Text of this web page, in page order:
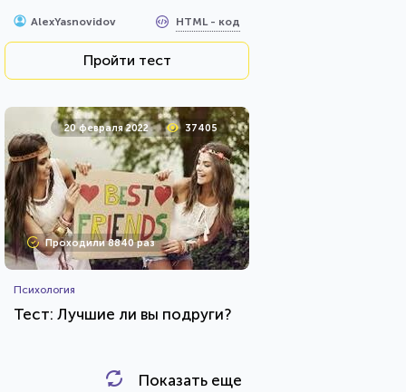
AlexYasnovidov HTML - код
Пройти тест
20 февраля 2022 37405
Проходили 8840 раз
Психология
Тест: Лучшие ли вы подруги?
HTML - код
Показать еще